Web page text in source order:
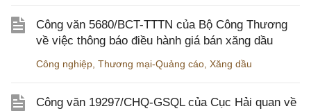
Công văn 5680/BCT-TTTN của Bộ Công Thương
về việc thông báo điều hành giá bán xăng dầu
Công nghiệp Thương mại-Quảng cáo Xăng dầu
Công văn 19297/CHQ-GSQL của Cục Hải quan về